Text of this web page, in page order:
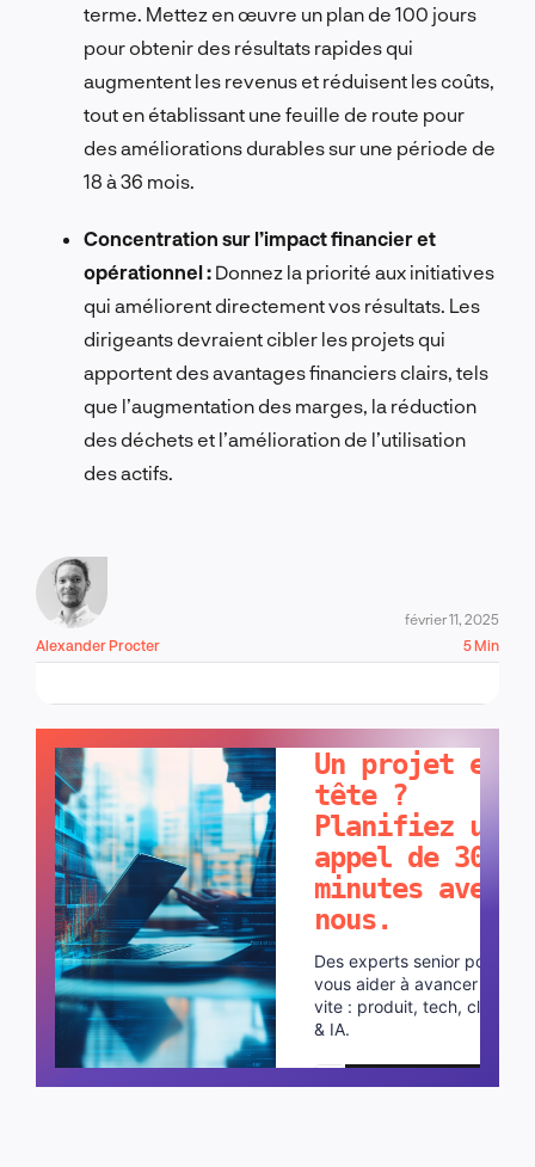
terme. Mettez en œuvre un plan de 100 jours
pour obtenir des résultats rapides qui
augmentent les revenus et réduisent les coûts,
tout en établissant une feuille de route pour
des améliorations durables sur une période de
18 à 36 mois.
Concentration sur l’impact financier et
opérationnel : Donnez la priorité aux initiatives
qui améliorent directement vos résultats. Les
dirigeants devraient cibler les projets qui
apportent des avantages financiers clairs, tels
que l’augmentation des marges, la réduction
des déchets et l’amélioration de l’utilisation
des actifs.
Alexander Procter
février 11, 2025
5 Min
Un projet en
tête ?
Planifiez un
appel de 30
minutes avec
nous.
Des experts senior pour
vous aider à avancer plus
vite : produit, tech, cloud
& IA.
Planifier un appel